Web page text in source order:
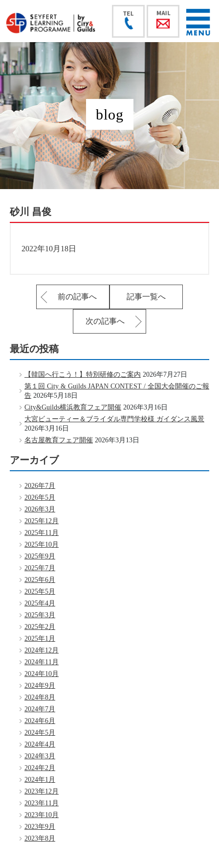
blog
砂川 昌俊
2022年10月18日
前の記事へ 記事一覧へ
次の記事へ
最近の投稿
【韓国へ行こう！】特別研修のご案内 2026年7月27日
第１回 City & Guilds JAPAN CONTEST / 全国大会開催のご報
告 2026年5月18日
City&Guilds横浜教育フェア開催 2026年3月16日
大宮ビューティー＆ブライダル専門学校様 ガイダンス風景
2026年3月16日
名古屋教育フェア開催 2026年3月13日
アーカイブ
2026年7月
2026年5月
2026年3月
2025年12月
2025年11月
2025年10月
2025年9月
2025年7月
2025年6月
2025年5月
2025年4月
2025年3月
2025年2月
2025年1月
2024年12月
2024年11月
2024年10月
2024年9月
2024年8月
2024年7月
2024年6月
2024年5月
2024年4月
2024年3月
2024年2月
2024年1月
2023年12月
2023年11月
2023年10月
2023年9月
2023年8月